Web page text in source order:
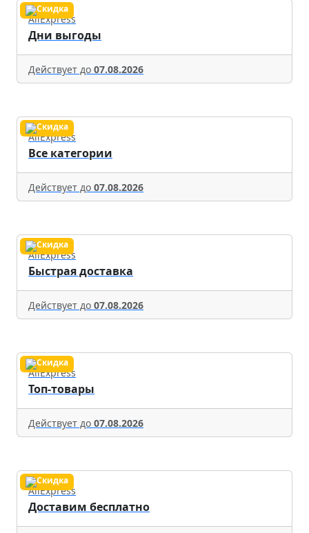
AliExpress
Дни выгоды
Действует до 07.08.2026
AliExpress
Все категории
Действует до 07.08.2026
AliExpress
Быстрая доставка
Действует до 07.08.2026
AliExpress
Топ-товары
Действует до 07.08.2026
AliExpress
Доставим бесплатно